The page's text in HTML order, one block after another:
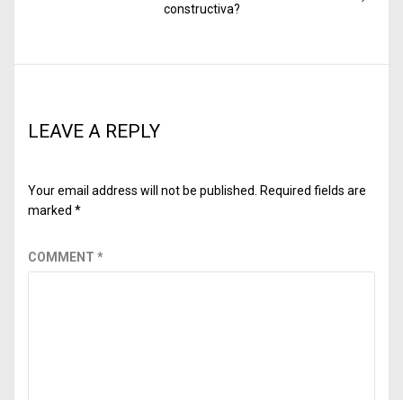
constructiva?
LEAVE A REPLY
Your email address will not be published.
Required fields are
marked *
COMMENT *